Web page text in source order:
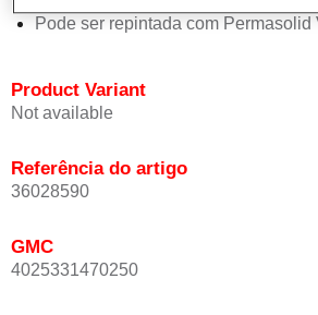
Pode ser repintada com Permasolid
Product Variant
Not available
Referência do artigo
36028590
GMC
4025331470250